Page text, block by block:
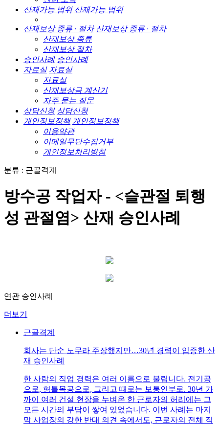
산재가능 범위 산재가능 범위
산재보상 종류 · 절차 산재보상 종류 · 절차
산재보상 종류
산재보상 절차
승인사례 승인사례
자료실 자료실
자료실
산재보상금 계산기
자주 묻는 질문
상담신청 상담신청
개인정보정책 개인정보정책
이용약관
이메일무단수집거부
개인정보처리방침
분류 : 근골격계
방수공 작업자 - <슬관절 퇴행
성 관절염> 산재 승인사례
연관 승인사례
더보기
근골격계
회사는 단순 노무라 주장했지만…30년 경력이 입증한 산
재 승인사례
한 사람의 직업 경력은 여러 이름으로 불립니다. 전기공
으로, 형틀목공으로, 그리고 때로는 보통인부로. 30년 가
까이 여러 건설 현장을 누벼온 한 근로자의 허리에는 그
모든 시간의 부담이 쌓여 있었습니다. 이번 사례는 마지
막 사업장의 강한 반대 의견 속에서도, 근로자의 전체 직